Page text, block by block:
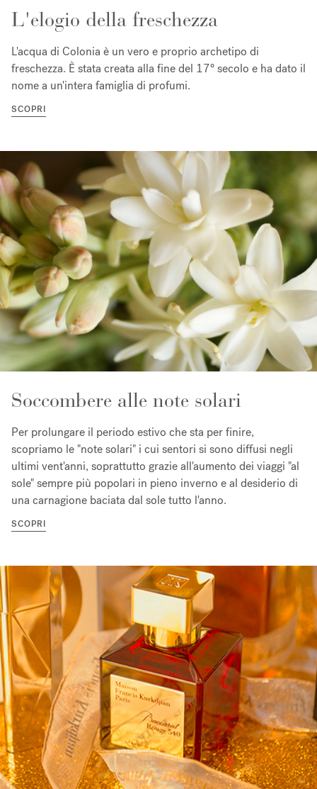
L'elogio della freschezza
L'acqua di Colonia è un vero e proprio archetipo di
freschezza. È stata creata alla fine del 17° secolo e ha dato il
nome a un'intera famiglia di profumi.
SCOPRI
Soccombere alle note solari
Per prolungare il periodo estivo che sta per finire,
scopriamo le "note solari" i cui sentori si sono diffusi negli
ultimi vent'anni, soprattutto grazie all'aumento dei viaggi "al
sole" sempre più popolari in pieno inverno e al desiderio di
una carnagione baciata dal sole tutto l'anno.
SCOPRI